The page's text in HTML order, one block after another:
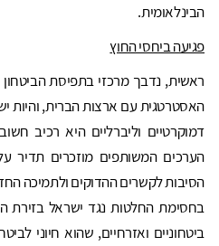
הבינלאומית.
פגיעה ביחסי החוץ
ראשית, נדבך מרכזי בתפיסת
האסטרטגית עם ארצות הברית, והיות
דמוקרטיים וליברליים היא רכיב
הערכים המשותפים מוזכרים תדיר
הסיבות לקשרים ההדוקים ולתמיכה
בחסימת החלטות נגד ישראל בזירת
ביטחוניים ואזרחיים, שהוא חיוני